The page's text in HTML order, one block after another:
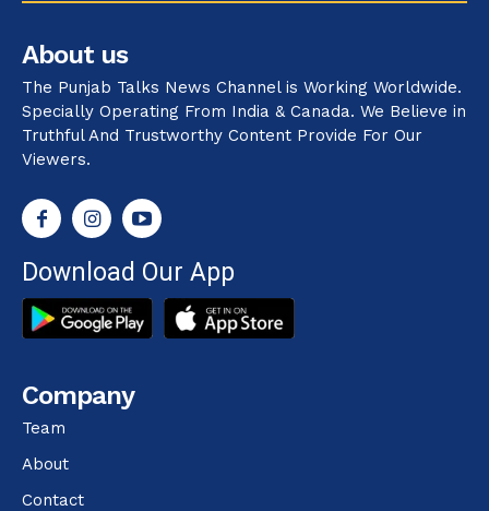
About us
The Punjab Talks News Channel is Working Worldwide.
Specially Operating From India & Canada. We Believe in
Truthful And Trustworthy Content Provide For Our
Viewers.
Download Our App
Company
Team
About
Contact